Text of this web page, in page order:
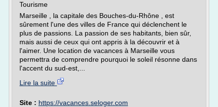
Tourisme
Marseille , la capitale des Bouches-du-Rhône , est
sûrement l'une des villes de France qui déclenchent le
plus de passions. La passion de ses habitants, bien sûr,
mais aussi de ceux qui ont appris à la découvrir et à
l'aimer. Une location de vacances à Marseille vous
permettra de comprendre pourquoi le soleil résonne dans
l'accent du sud-est,...
Lire la suite
Site : https://vacances.seloger.com